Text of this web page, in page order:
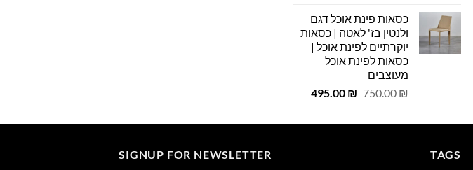
היה:
29.00 ₪.
הוא:
29.00 ₪.
כסאות פינת אוכל דגם
ולנטין בז' לאטה | כסאות
יוקרתיים לפינת אוכל |
כסאות לפינת אוכל
מעוצבים
750.00₪
המחיר
היה:
495.00 ₪
המחיר
הוא:
TAGS
SIGNUP FOR NEWSLETTER